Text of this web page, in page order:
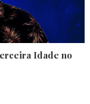
Idade no